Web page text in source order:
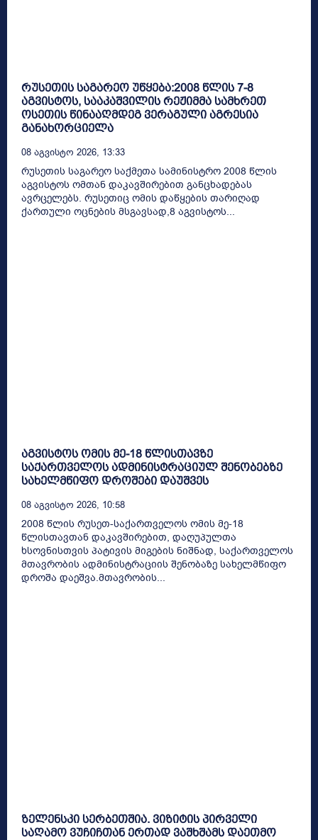
რუსეთის საგარეო უწყება:2008 წლის 7-8
აგვისტოს, სააკაშვილის რეჟიმმა სამხრეთ
ოსეთის წინააღმდეგ ვერაგული აგრესია
განახორციელა
08 Აგვისტო 2026, 13:33
რუსეთის საგარეო საქმეთა სამინისტრო 2008 წლის
აგვისტოს ომთან დაკავშირებით განცხადებას
ავრცელებს. რუსეთიც ომის დაწყების თარიღად
ქართული ოცნების მსგავსად,8 აგვისტოს...
აგვისტოს ომის მე-18 წლისთავზე
საქართველოს ადმინისტრაციულ შენობებზე
სახელმწიფო დროშები დაუშვეს
08 Აგვისტო 2026, 10:58
2008 წლის რუსეთ-საქართველოს ომის მე-18
წლისთავთან დაკავშირებით, დაღუპულთა
ხსოვნისთვის პატივის მიგების ნიშნად, საქართველოს
მთავრობის ადმინისტრაციის შენობაზე სახელმწიფო
დროშა დაეშვა.მთავრობის...
ზელენსკი სერბეთშია. ვიზიტის პირველი
საღამო ვუჩიჩთან ერთად ვაშხშამს დაეთმო